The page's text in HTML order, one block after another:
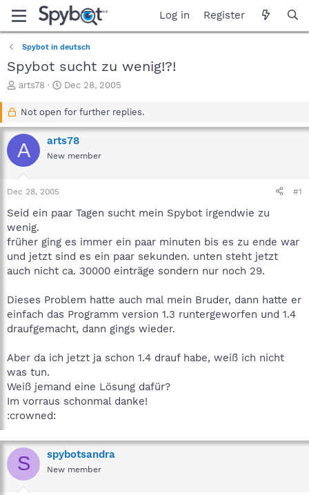
Log in Register
Spybot in deutsch
Spybot sucht zu wenig!?!
T
a
d
s
r
t
r
arts78
S
a
t
d
a
Dec 28, 2005
Not open for further replies.
A arts78
New member
Dec 28, 2005 #1
Seid ein paar Tagen sucht mein Spybot irgendwie zu
wenig.
früher ging es immer ein paar minuten bis es zu ende war
und jetzt sind es ein paar sekunden. unten steht jetzt
auch nicht ca. 30000 einträge sondern nur noch 29.
Dieses Problem hatte auch mal mein Bruder, dann hatte er
einfach das Programm version 1.3 runtergeworfen und 1.4
draufgemacht, dann gings wieder.
Aber da ich jetzt ja schon 1.4 drauf habe, weiß ich nicht
was tun.
Weiß jemand eine Lösung dafür?
Im vorraus schonmal danke!
:crowned:
S spybotsandra
New member